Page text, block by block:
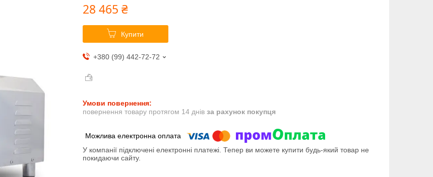
28 465 ₴
Купити
+380 (99) 442-72-72
повернення товару протягом 14 днів за рахунок покупця
У компанії підключені електронні платежі. Тепер ви можете купити будь-який товар не
покидаючи сайту.